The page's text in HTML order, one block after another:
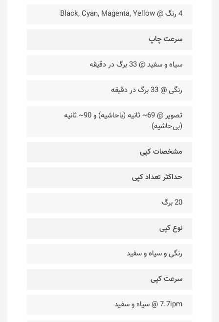
4 رنگ @ Black, Cyan, Magenta, Yellow
سرعت چاپ
سیاه و سفید @ 33 برگ در دقیقه
رنگی @ 33 برگ در دقیقه
تصویر @ 69~ ثانیه (باحاشیه) و 90~ ثانیه
(بی‌حاشیه)
مشخصات کپی
حداکثر تعداد کپی
20 برگ
نوع کپی
رنگی و سیاه و سفید
سرعت کپی
7.7ipm @ سیاه و سفید